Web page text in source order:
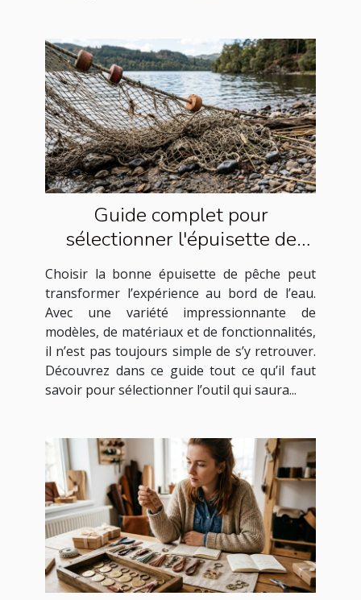
Guide complet pour
sélectionner l'épuisette de
pêche idéale
Choisir la bonne épuisette de pêche peut
transformer l’expérience au bord de l’eau.
Avec une variété impressionnante de
modèles, de matériaux et de fonctionnalités,
il n’est pas toujours simple de s’y retrouver.
Découvrez dans ce guide tout ce qu’il faut
savoir pour sélectionner l’outil qui saura...